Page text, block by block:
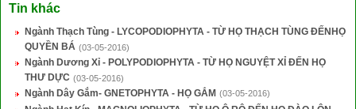
Tin khác
Ngành Thạch Tùng - LYCOPODIOPHYTA - TỪ HỌ THẠCH TÙNG ĐẾNHỌ
QUYỀN BÁ (03-05-2016)
Ngành Dương Xỉ - POLYPODIOPHYTA - TỪ HỌ NGUYỆT XỈ ĐẾN HỌ
THƯ DỰC (03-05-2016)
Ngành Dây Gắm- GNETOPHYTA - HỌ GẮM (03-05-2016)